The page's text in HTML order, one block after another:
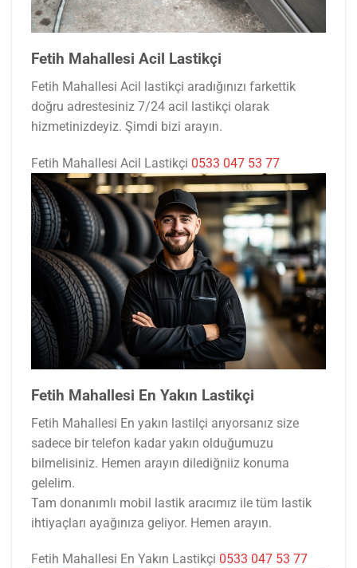
Fetih Mahallesi Acil Lastikçi
Fetih Mahallesi Acil lastikçi aradığınızı farkettik
doğru adrestesiniz 7/24 acil lastikçi olarak
hizmetinizdeyiz. Şimdi bizi arayın.
Fetih Mahallesi Acil Lastikçi 0533 047 53 77
Fetih Mahallesi En Yakın Lastikçi
Fetih Mahallesi En yakın lastilçi arıyorsanız size
sadece bir telefon kadar yakın olduğumuzu
bilmelisiniz. Hemen arayın dilediğniiz konuma
gelelim.
Tam donanımlı mobil lastik aracımız ile tüm lastik
ihtiyaçları ayağınıza geliyor. Hemen arayın.
Fetih Mahallesi En Yakın Lastikçi 0533 047 53 77